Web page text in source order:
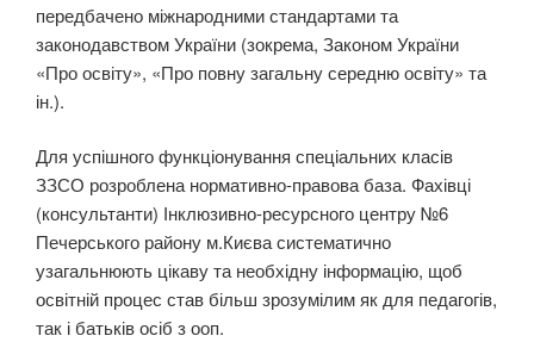
передбачено міжнародними стандартами та
законодавством України (зокрема, Законом України
«Про освіту», «Про повну загальну середню освіту» та
ін.).
Для успішного функціонування спеціальних класів
ЗЗСО розроблена нормативно-правова база. Фахівці
(консультанти) Інклюзивно-ресурсного центру №6
Печерського району м.Києва систематично
узагальнюють цікаву та необхідну інформацію, щоб
освітній процес став більш зрозумілим як для педагогів,
так і батьків осіб з ооп.